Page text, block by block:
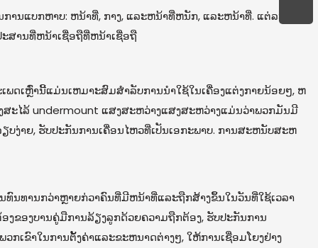
ນແບກຫາບ: ຫນ້າທີ່, ກາງ, ແລະຫນ້າທີ່ຫນັກ, ແລະຫນ້າທີ່. ແຕ່ລະ
ສານທີ່ຫນ້າເຊື່ອຖືທີ່ຫນ້າເຊື່ອຖື
ດເຫຼົ່ານີ້ແມ່ນເຫມາະສົມສໍາລັບການນໍາໃຊ້ໃນເຄື່ອງແຕ່ງກາຍນ້ອຍໆ, ຫ
ະໄລ້ undermount ແສງສະຫວ່າງແສງສະຫວ່າງແມ່ນວ່າພວກມັນມີ
ງ່າຍ, ຮັບປະກັນການເຄື່ອນໄຫວທີ່ເປັນເອກະພາບ. ການສະຫນັບສະຫ
ທົນທານກວ່າຫຼາຍກ່ວາຄົນທີ່ມີຫນ້າທີ່ແລະຖືກສ້າງຂຶ້ນໃນວັນທີ່ໃຊ້ເວລາ
ຂອງບານຄູ່ມືການລ້ຽງລູກດ້ວຍຄວາມຖືກຕ້ອງ, ຮັບປະກັນການ
ເຂົາໃນການຕັ້ງຄ່າແລະຂະຫນາດຕ່າງໆ, ໃຫ້ການເຊື່ອມໂຍງຢ່າງ